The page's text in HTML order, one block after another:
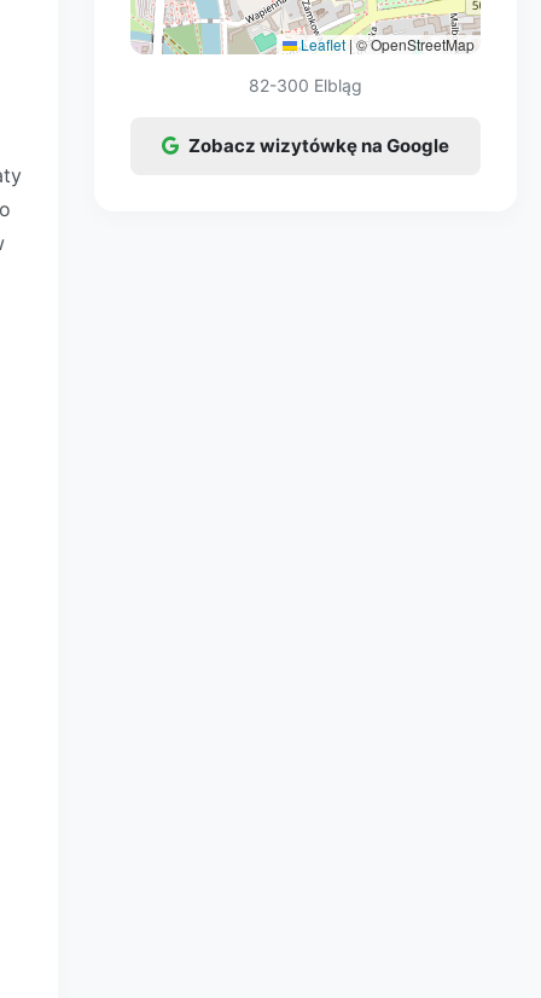
Leaflet | © OpenStreetMap
82-300 Elbląg
Zobacz wizytówkę na Google